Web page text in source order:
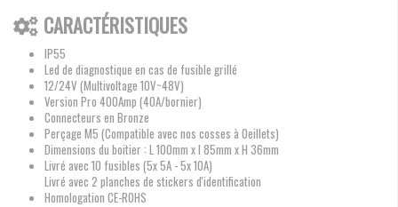
CARACTÉRISTIQUES
IP55
Led de diagnostique en cas de fusible grillé
12/24V (Multivoltage 10V~48V)
Version Pro 400Amp (40A/bornier)
Connecteurs en Bronze
Perçage M5 (Compatible avec nos cosses à Oeillets)
Dimensions du boitier : L 100mm x l 85mm x H 36mm
Livré avec 10 fusibles (5x 5A - 5x 10A)
Livré avec 2 planches de stickers d'identification
Homologation CE-ROHS